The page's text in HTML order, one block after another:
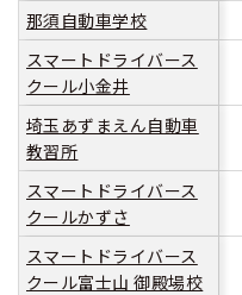
那須自動車学校
スマートドライバース
クール小金井
埼玉あずまえん自動車
教習所
スマートドライバース
クールかずさ
スマートドライバース
クール富士山 御殿場校